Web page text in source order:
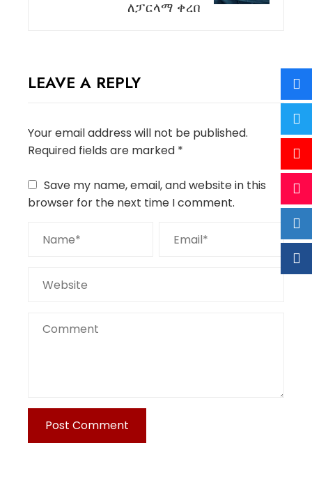
ለፓርላማ ቀረበ
LEAVE A REPLY
Your email address will not be published.
Required fields are marked *
Save my name, email, and website in this
browser for the next time I comment.